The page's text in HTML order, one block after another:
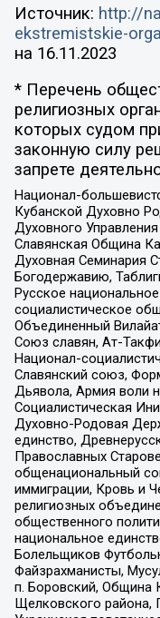
Источник: http://
ekstremistskie-
на 16.11.2023
* Перечень
религиозных
которых судом
законную силу
запрете
Национал-
Кубанской Духовно
Духовного
Славянская Община
Духовная Семинария
Богодержавию,
Русское
социалистическое
Объединенный
Союз славян, Ат-
Национал-
Славянский союз,
Дьявола, Армия воли
Социалистическая
Духовно-Родовая
единство,
Православных
общенациональный
иммиграции, Кровь и
религиозных
общественного
национальное
Болельщиков
Файзрахманисты,
п. Боровский, Община
Щелковского